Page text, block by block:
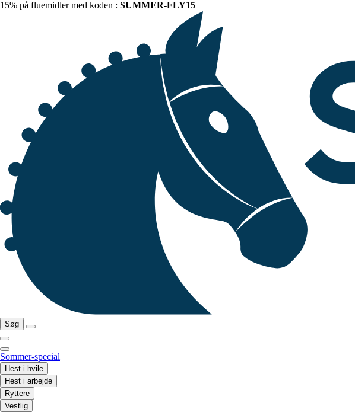
15% på fluemidler med koden : SUMMER-FLY15
Søg
Sommer-special
Hest i hvile
Hest i arbejde
Ryttere
Vestlig